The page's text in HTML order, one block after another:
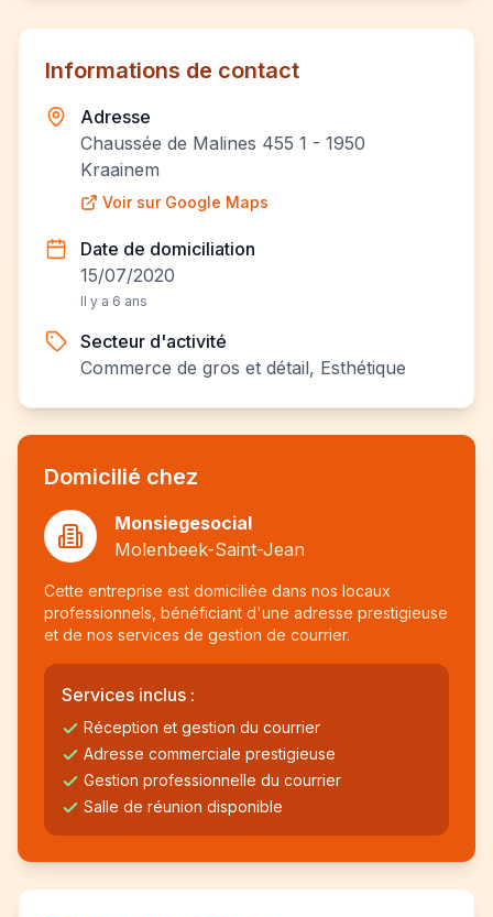
Informations de contact
Adresse
Chaussée de Malines 455 1 - 1950
Kraainem
Voir sur Google Maps
Date de domiciliation
15/07/2020
Il y a 6 ans
Secteur d'activité
Commerce de gros et détail, Esthétique
Domicilié chez
Monsiegesocial
Molenbeek-Saint-Jean
Cette entreprise est domiciliée dans nos locaux
professionnels, bénéficiant d'une adresse prestigieuse
et de nos services de gestion de courrier.
Services inclus :
Réception et gestion du courrier
Adresse commerciale prestigieuse
Gestion professionnelle du courrier
Salle de réunion disponible